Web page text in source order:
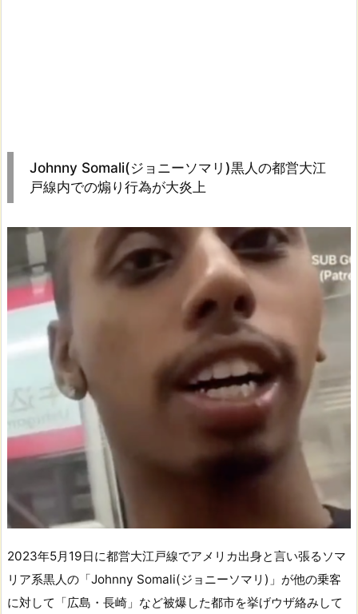
Johnny Somali(ジョニーソマリ)黒人の都営大江
戸線内での煽り行為が大炎上
2023年5月19日に都営大江戸線でアメリカ出身と言い張るソマ
リア系黒人の「Johnny Somali(ジョニーソマリ)」が他の乗客
に対して「広島・長崎」など被爆した都市を挙げウザ絡みして